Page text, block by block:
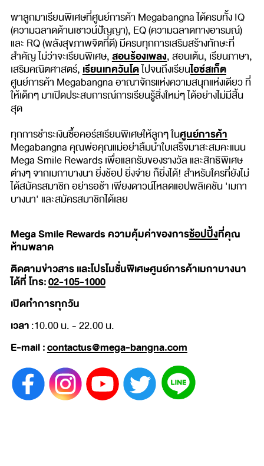
พาลูกมาเรียนพิเศษที่ศูนย์การค้า Megabangna ได้ครบทั้ง IQ
(ความฉลาดด้านเชาวน์ปัญญา), EQ (ความฉลาดทางอารมณ์)
และ RQ (พลังสุขภาพจิตที่ดี) มีครบทุกการเสริมสร้างทักษะที่
สำคัญ ไม่ว่าจะเรียนพิเศษ,สอนร้องเพลง, สอนเต้น, เรียนภาษา,
เสริมคณิตศาสตร์,เรียนเทควันโดไปจนถึงเรียนไอซ์สเก็ต
ศูนย์การค้า Megabangna อาณาจักรแห่งความสนุกแห่งเดียว ที่
ให้เด็กๆ มาเปิดประสบการณ์การเรียนรู้สิ่งใหม่ๆ ได้อย่างไม่มีสิ้น
สุด
ทุกการชำระเงินซื้อคอร์สเรียนพิเศษให้ลูกๆ ในศูนย์การค้า
Megabangna คุณพ่อคุณแม่อย่าลืมนำใบเสร็จมาสะสมคะแนน
Mega Smile Rewards เพื่อแลกรับของรางวัล และสิทธิพิเศษ
ต่างๆ จากเมกาบางนา ยิ่งช้อป ยิ่งจ่าย ก็ยิ่งได้! สำหรับใครที่ยังไม่
ได้สมัครสมาชิก อย่ารอช้า เพียงดาวน์โหลดแอปพลิเคชัน 'เมกา
บางนา' และสมัครสมาชิกได้เลย
Mega Smile Rewards ความคุ้มค่าของการช้อปปิ้งที่คุณ
ห้ามพลาด
ติดตามข่าวสาร และโปรโมชั่นพิเศษศูนย์การค้าเมกาบางนา
ได้ที่ โทร:02-105-1000
เปิดทำการทุกวัน
เวลา:10.00 น. - 22.00 น.
E-mail :contactus@mega-bangna.com